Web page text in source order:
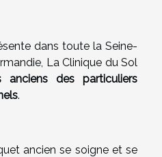
dans toute la Seine-
La Clinique du Sol
anciens des particuliers
.
ancien se soigne et se